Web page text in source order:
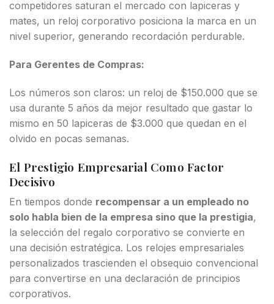
competidores saturan el mercado con lapiceras y
mates, un reloj corporativo posiciona la marca en un
nivel superior, generando recordación perdurable.
Para Gerentes de Compras:
Los números son claros: un reloj de $150.000 que se
usa durante 5 años da mejor resultado que gastar lo
mismo en 50 lapiceras de $3.000 que quedan en el
olvido en pocas semanas.
El Prestigio Empresarial Como Factor
Decisivo
En tiempos donde recompensar a un empleado no
solo habla bien de la empresa sino que la prestigia,
la selección del regalo corporativo se convierte en
una decisión estratégica. Los relojes empresariales
personalizados trascienden el obsequio convencional
para convertirse en una declaración de principios
corporativos.